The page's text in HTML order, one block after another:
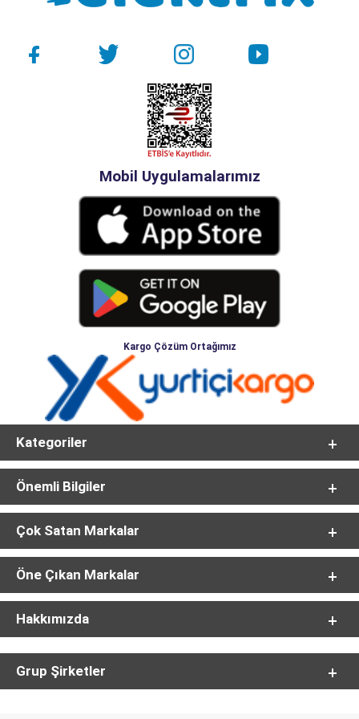
Mobil Uygulamalarımız
Kargo Çözüm Ortağımız
Kategoriler
Önemli Bilgiler
Çok Satan Markalar
Öne Çıkan Markalar
Hakkımızda
Grup Şirketler